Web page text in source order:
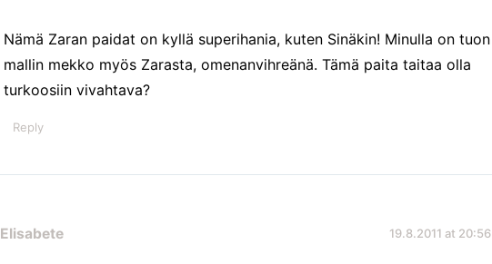
Nämä Zaran paidat on kyllä superihania, kuten Sinäkin! Minulla on tuon
mallin mekko myös Zarasta, omenanvihreänä. Tämä paita taitaa olla
turkoosiin vivahtava?
Reply
Elisabete 19.8.2011 at 20:56